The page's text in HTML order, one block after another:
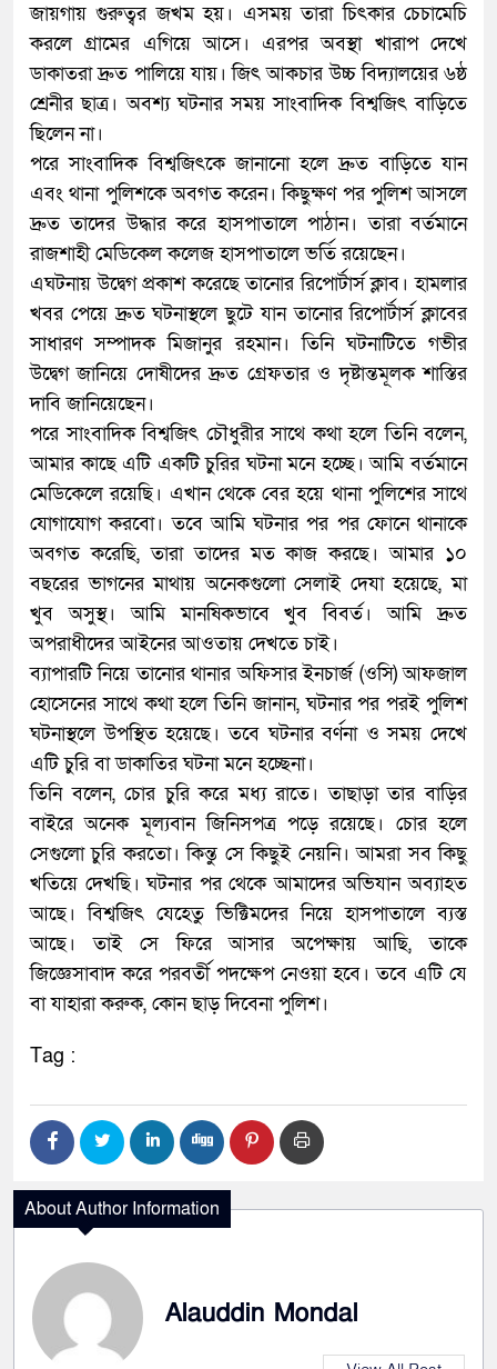
জায়গায় গুরুত্বর জখম হয়। এসময় তারা চিৎকার চেচামেচি
করলে গ্রামের এগিয়ে আসে। এরপর অবস্থা খারাপ দেখে
ডাকাতরা দ্রুত পালিয়ে যায়। জিৎ আকচার উচ্চ বিদ্যালয়ের ৬ষ্ঠ
শ্রেনীর ছাত্র। অবশ্য ঘটনার সময় সাংবাদিক বিশ্বজিৎ বাড়িতে
ছিলেন না।
পরে সাংবাদিক বিশ্বজিৎকে জানানো হলে দ্রুত বাড়িতে যান
এবং থানা পুলিশকে অবগত করেন। কিছুক্ষণ পর পুলিশ আসলে
দ্রুত তাদের উদ্ধার করে হাসপাতালে পাঠান। তারা বর্তমানে
রাজশাহী মেডিকেল কলেজ হাসপাতালে ভর্তি রয়েছেন।
এঘটনায় উদ্বেগ প্রকাশ করেছে তানোর রিপোর্টার্স ক্লাব। হামলার
খবর পেয়ে দ্রুত ঘটনাস্থলে ছুটে যান তানোর রিপোর্টার্স ক্লাবের
সাধারণ সম্পাদক মিজানুর রহমান। তিনি ঘটনাটিতে গভীর
উদ্বেগ জানিয়ে দোষীদের দ্রুত গ্রেফতার ও দৃষ্টান্তমূলক শাস্তির
দাবি জানিয়েছেন।
পরে সাংবাদিক বিশ্বজিৎ চৌধুরীর সাথে কথা হলে তিনি বলেন,
আমার কাছে এটি একটি চুরির ঘটনা মনে হচ্ছে। আমি বর্তমানে
মেডিকেলে রয়েছি। এখান থেকে বের হয়ে থানা পুলিশের সাথে
যোগাযোগ করবো। তবে আমি ঘটনার পর পর ফোনে থানাকে
অবগত করেছি, তারা তাদের মত কাজ করছে। আমার ১০
বছরের ভাগনের মাথায় অনেকগুলো সেলাই দেযা হয়েছে, মা
খুব অসুস্থ। আমি মানষিকভাবে খুব বিবর্ত। আমি দ্রুত
অপরাধীদের আইনের আওতায় দেখতে চাই।
ব্যাপারটি নিয়ে তানোর থানার অফিসার ইনচার্জ (ওসি) আফজাল
হোসেনের সাথে কথা হলে তিনি জানান, ঘটনার পর পরই পুলিশ
ঘটনাস্থলে উপস্থিত হয়েছে। তবে ঘটনার বর্ণনা ও সময় দেখে
এটি চুরি বা ডাকাতির ঘটনা মনে হচ্ছেনা।
তিনি বলেন, চোর চুরি করে মধ্য রাতে। তাছাড়া তার বাড়ির
বাইরে অনেক মূল্যবান জিনিসপত্র পড়ে রয়েছে। চোর হলে
সেগুলো চুরি করতো। কিন্তু সে কিছুই নেয়নি। আমরা সব কিছু
খতিয়ে দেখছি। ঘটনার পর থেকে আমাদের অভিযান অব্যাহত
আছে। বিশ্বজিৎ যেহেতু ভিক্টিমদের নিয়ে হাসপাতালে ব্যস্ত
আছে। তাই সে ফিরে আসার অপেক্ষায় আছি, তাকে
জিজ্ঞেসাবাদ করে পরবর্তী পদক্ষেপ নেওয়া হবে। তবে এটি যে
বা যাহারা করুক, কোন ছাড় দিবেনা পুলিশ।
Tag :
About Author Information
Alauddin Mondal